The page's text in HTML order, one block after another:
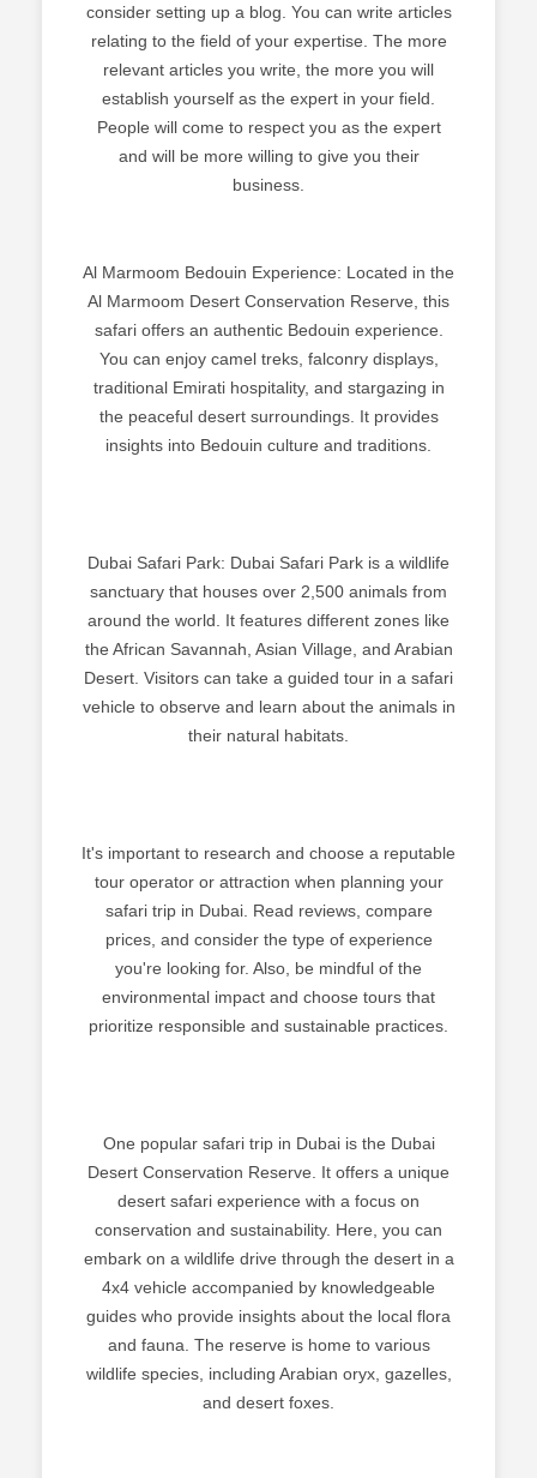
consider setting up a blog. You can write articles
relating to the field of your expertise. The more
relevant articles you write, the more you will
establish yourself as the expert in your field.
People will come to respect you as the expert
and will be more willing to give you their
business.
Al Marmoom Bedouin Experience: Located in the
Al Marmoom Desert Conservation Reserve, this
safari offers an authentic Bedouin experience.
You can enjoy camel treks, falconry displays,
traditional Emirati hospitality, and stargazing in
the peaceful desert surroundings. It provides
insights into Bedouin culture and traditions.
Dubai Safari Park: Dubai Safari Park is a wildlife
sanctuary that houses over 2,500 animals from
around the world. It features different zones like
the African Savannah, Asian Village, and Arabian
Desert. Visitors can take a guided tour in a safari
vehicle to observe and learn about the animals in
their natural habitats.
It's important to research and choose a reputable
tour operator or attraction when planning your
safari trip in Dubai. Read reviews, compare
prices, and consider the type of experience
you're looking for. Also, be mindful of the
environmental impact and choose tours that
prioritize responsible and sustainable practices.
One popular safari trip in Dubai is the Dubai
Desert Conservation Reserve. It offers a unique
desert safari experience with a focus on
conservation and sustainability. Here, you can
embark on a wildlife drive through the desert in a
4x4 vehicle accompanied by knowledgeable
guides who provide insights about the local flora
and fauna. The reserve is home to various
wildlife species, including Arabian oryx, gazelles,
and desert foxes.